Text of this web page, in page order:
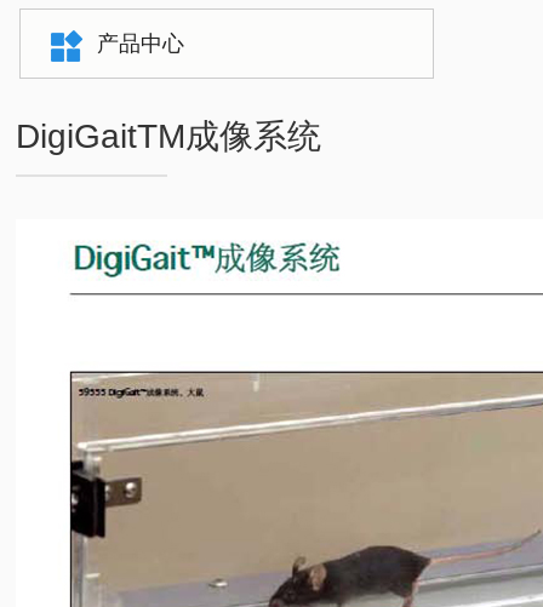
产品中心
DigiGaitTM成像系统